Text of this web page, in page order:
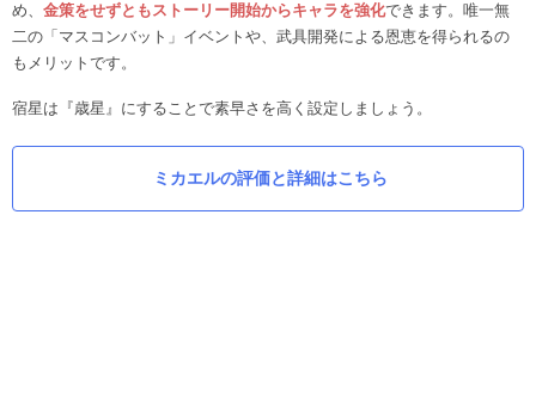
め、 金策をせずともストーリー開始からキャラを強化できます。唯一無
二の「マスコンバット」イベントや、武具開発による恩恵を得られるの
もメリットです。
宿星は『歳星』にすることで素早さを高く設定しましょう。
ミカエルの評価と詳細はこちら